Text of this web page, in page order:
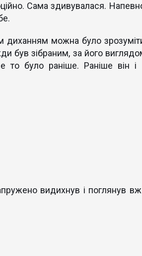
Сама здивувалася.
диханням можна було
був зібраним, за його
то було раніше. Раніше він і
видихнув і поглянув